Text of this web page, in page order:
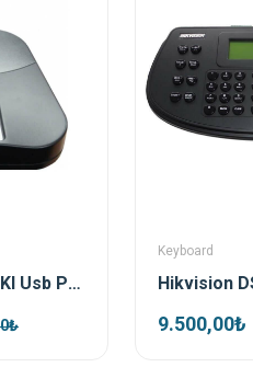
Hikvision DS-1005KI Usb PTZ Kontrol Klavyesi
Keyboard
9.500,00₺